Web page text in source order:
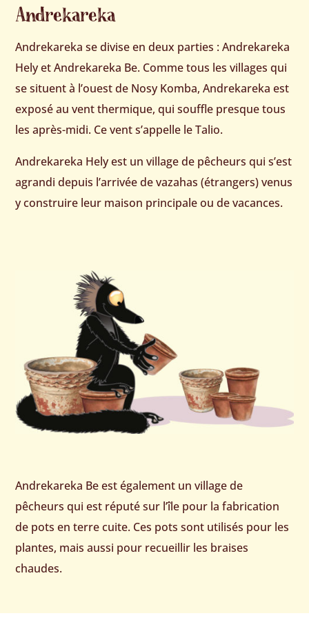
Andrekareka
Andrekareka se divise en deux parties : Andrekareka
Hely et Andrekareka Be. Comme tous les villages qui
se situent à l’ouest de Nosy Komba, Andrekareka est
exposé au vent thermique, qui souffle presque tous
les après-midi. Ce vent s’appelle le Talio.
Andrekareka Hely est un village de pêcheurs qui s’est
agrandi depuis l’arrivée de vazahas (étrangers) venus
y construire leur maison principale ou de vacances.
Andrekareka Be est également un village de
pêcheurs qui est réputé sur l’île pour la fabrication
de pots en terre cuite. Ces pots sont utilisés pour les
plantes, mais aussi pour recueillir les braises
chaudes.